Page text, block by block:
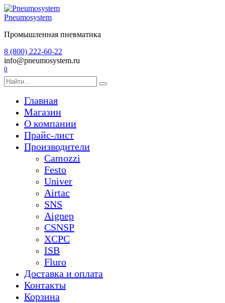
Перейти
к
Pneumosystem
Промышленная пневматика
8 (800) 222-60-22
info@pneumosystem.ru
0
Search
for:
Главная
Магазин
О компании
Прайс-лист
Производители
Camozzi
Festo
Univer
Airtac
SNS
Aignep
CSNSP
XCPC
ISB
Fluro
Доставка и оплата
Контакты
Корзина